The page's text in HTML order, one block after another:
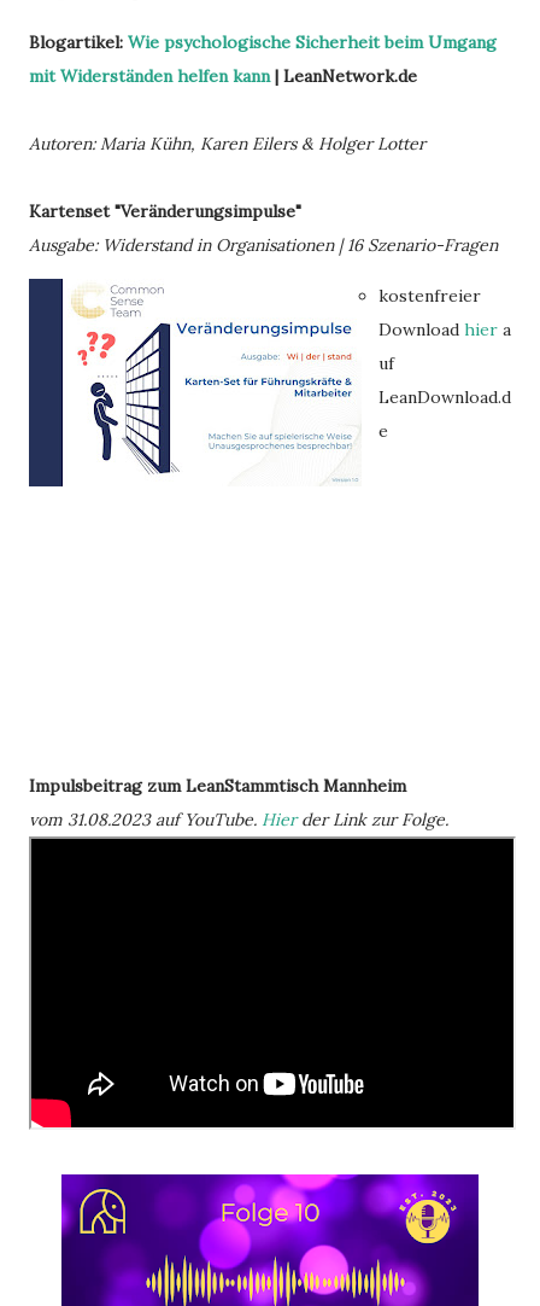
Blogartikel: Wie psychologische Sicherheit beim Umgang
mit Widerständen helfen kann| LeanNetwork.de
Autoren: Maria Kühn, Karen Eilers & Holger Lotter
Kartenset "Veränderungsimpulse"
Ausgabe: Widerstand in Organisationen | 16 Szenario-Fragen
kostenfreier
Download hier a
uf
LeanDownload.d
e
Impulsbeitrag zum LeanStammtisch Mannheim
vom 31.08.2023 auf YouTube. Hierder Link zur Folge.